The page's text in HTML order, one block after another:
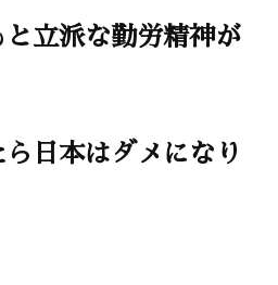
立派な勤労精神が
日本はダメになり